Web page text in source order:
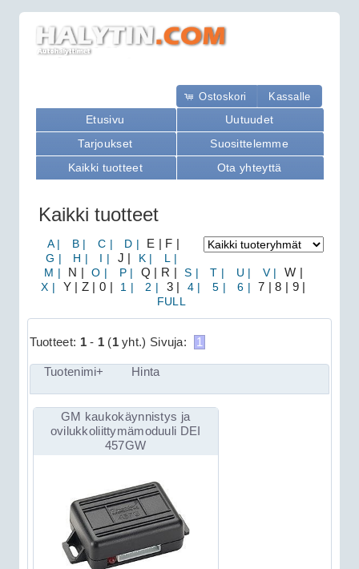
Ostoskori Kassalle
Etusivu
Uutuudet
Tarjoukset
Suosittelemme
Kaikki tuotteet
Ota yhteyttä
Kaikki tuotteet
A | B | C | D |
E | F |
G |
H | I | J | K |
L |
M |
N | O | P | Q | R | S | T | U | V |
W |
X |
Y | Z | 0 | 1 | 2 | 3 | 4 | 5 | 6 |
7 | 8 | 9 |
FULL
Tuotteet: 1- 1 (1yht.) Sivuja: 1
Tuotenimi+ Hinta
GM kaukokäynnistys ja
ovilukkoliittymämoduuli DEI
457GW